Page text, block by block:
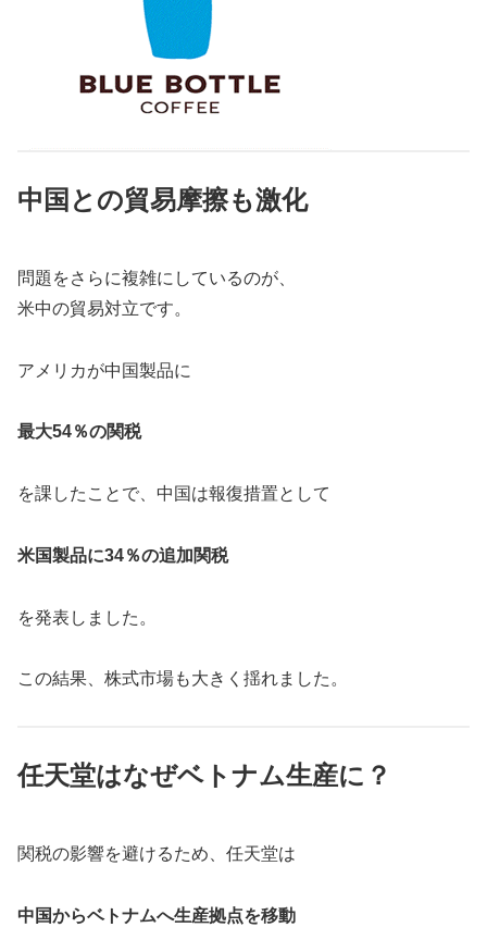
中国との貿易摩擦も激化
問題をさらに複雑にしているのが、
米中の貿易対立です。
アメリカが中国製品に
最大54％の関税
を課したことで、中国は報復措置として
米国製品に34％の追加関税
を発表しました。
この結果、株式市場も大きく揺れました。
任天堂はなぜベトナム生産に？
関税の影響を避けるため、任天堂は
中国からベトナムへ生産拠点を移動